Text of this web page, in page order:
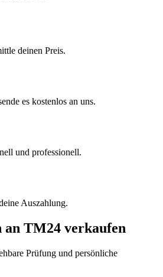
deinen Preis.
es kostenlos an uns.
und professionell.
Auszahlung.
TM24 verkaufen
Prüfung und persönliche